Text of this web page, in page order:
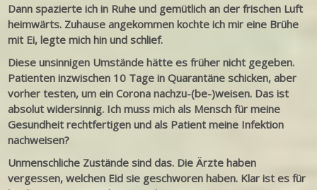
Dann spazierte ich in Ruhe und gemütlich an der frischen Luft
heimwärts. Zuhause angekommen kochte ich mir eine Brühe
mit Ei, legte mich hin und schlief.
Diese unsinnigen Umstände hätte es früher nicht gegeben.
Patienten inzwischen 10 Tage in Quarantäne schicken, aber
vorher testen, um ein Corona nachzu-(be-)weisen. Das ist
absolut widersinnig. Ich muss mich als Mensch für meine
Gesundheit rechtfertigen und als Patient meine Infektion
nachweisen?
Unmenschliche Zustände sind das. Die Ärzte haben
vergessen, welchen Eid sie geschworen haben. Klar ist es für